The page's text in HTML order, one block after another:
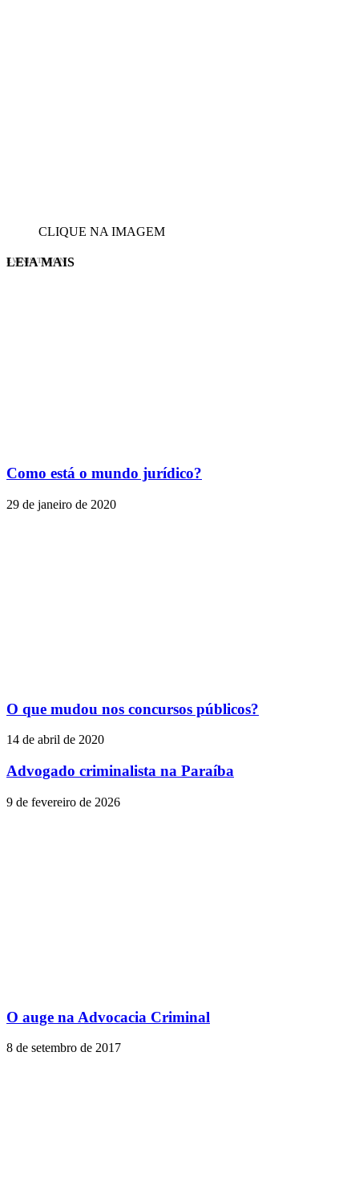
CLIQUE NA IMAGEM
EVINIS TALON
LEIA MAIS
Como está o mundo jurídico?
29 de janeiro de 2020
O que mudou nos concursos públicos?
14 de abril de 2020
Advogado criminalista na Paraíba
9 de fevereiro de 2026
O auge na Advocacia Criminal
8 de setembro de 2017